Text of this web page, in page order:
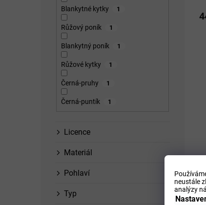
neustále
analýzy
Blankytné kytky 1
Růžový poník 1
Blankytný poník 1
Růžové kytky 1
Černá-pruhy 1
Černá-puntík 1
Licence
Materiál
Pohlaví
Typ